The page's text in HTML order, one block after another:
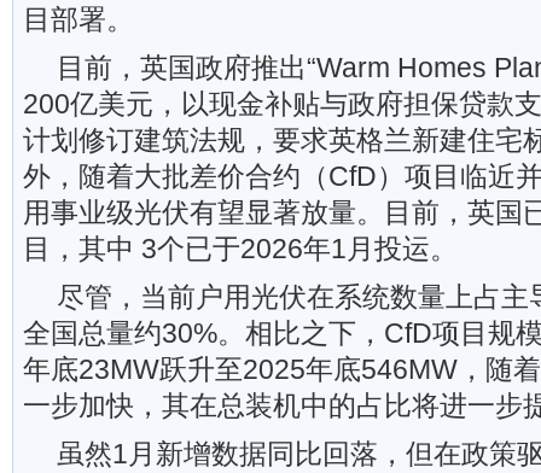
目部署。
目前，英国政府推出“Warm Homes
200亿美元，以现金补贴与政府担保贷款
计划修订建筑法规，要求英格兰新建住宅
外，随着大批差价合约（CfD）项目临近
用事业级光伏有望显著放量。目前，英国
目，其中 3个已于2026年1月投运。
尽管，当前户用光伏在系统数量上占主
全国总量约30%。相比之下，CfD项目规
年底23MW跃升至2025年底546MW，随
一步加快，其在总装机中的占比将进一步
虽然1月新增数据同比回落，但在政策